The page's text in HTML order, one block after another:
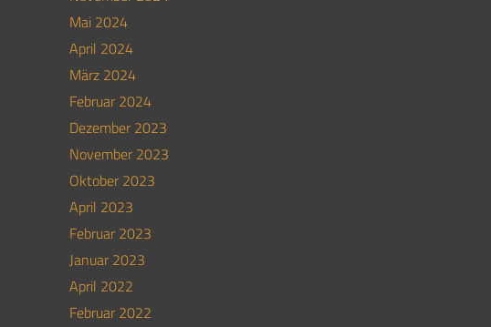
Mai 2024
April 2024
März 2024
Februar 2024
Dezember 2023
November 2023
Oktober 2023
April 2023
Februar 2023
Januar 2023
April 2022
Februar 2022